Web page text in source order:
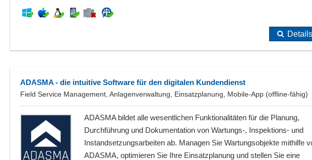
Details
ADASMA - die intuitive Software für den digitalen Kundendienst
Field Service Management, Anlagenverwaltung, Einsatzplanung, Mobile-App (offline-fähig)
ADASMA bildet alle wesentlichen Funktionalitäten für die Planung,
Durchführung und Dokumentation von Wartungs-, Inspektions- und
Instandsetzungs­arbeiten ab. Managen Sie Wartungsobjekte mithilfe
ADASMA, optimieren Sie Ihre Einsatzplanung und stellen Sie eine